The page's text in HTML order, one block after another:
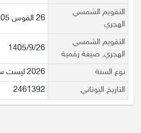
التقويم الشمسي
الهجري
26 القوس 1405
التقويم الشمسي
الهجري, صيغة رقمية
1405/9/26
نوع السنة
2026 ليست سنة كبيسة
التاريخ اليوناني
2461392